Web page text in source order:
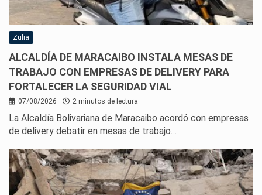
Zulia
ALCALDÍA DE MARACAIBO INSTALA MESAS DE
TRABAJO CON EMPRESAS DE DELIVERY PARA
FORTALECER LA SEGURIDAD VIAL
07/08/2026 2 minutos de lectura
La Alcaldía Bolivariana de Maracaibo acordó con empresas
de delivery debatir en mesas de trabajo…